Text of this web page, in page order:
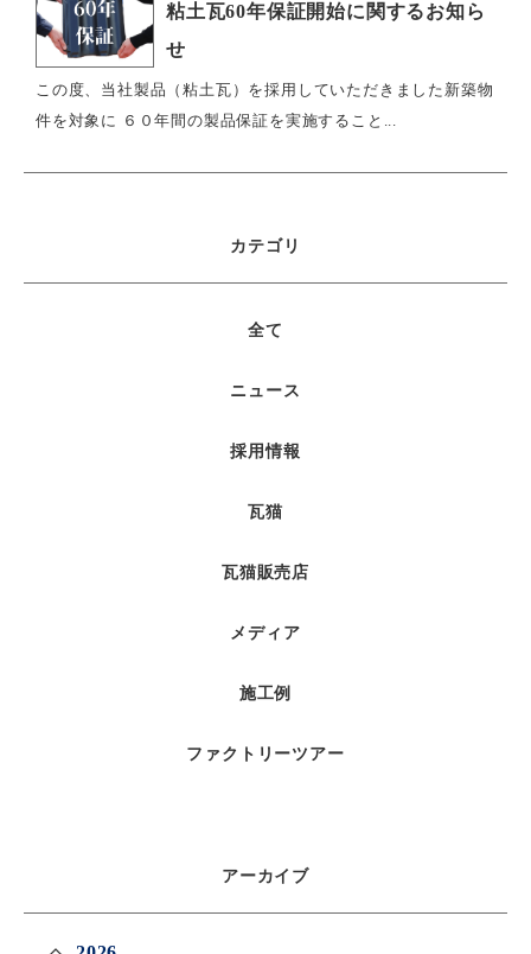
粘土瓦60年保証開始に関するお知ら
せ
この度、当社製品（粘土瓦）を採用していただきました新築物
件を対象に ６０年間の製品保証を実施すること...
カテゴリ
全て
ニュース
採用情報
瓦猫
瓦猫販売店
メディア
施工例
ファクトリーツアー
アーカイブ